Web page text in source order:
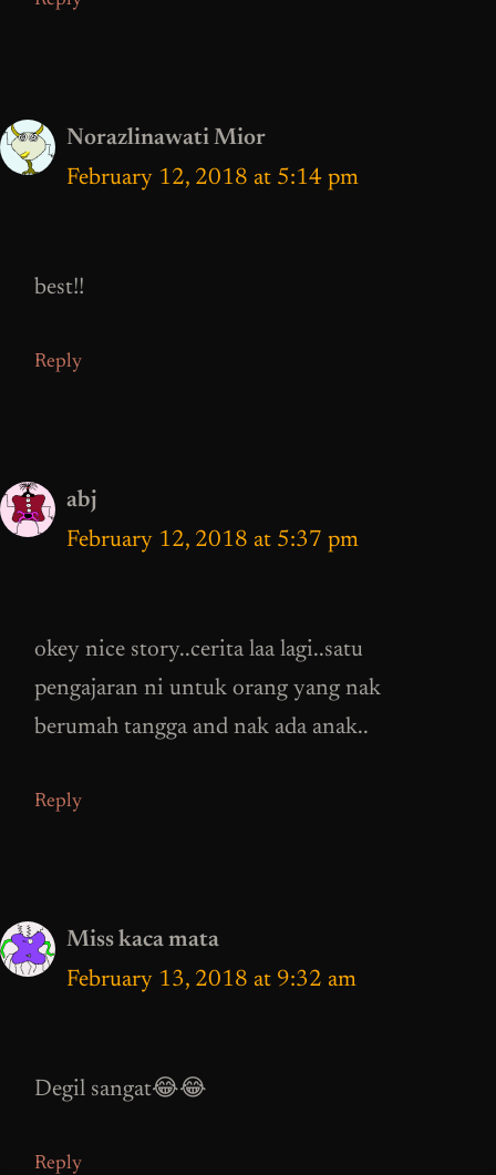
Norazlinawati Mior
February 12, 2018 at 5:14 pm
best!!
Reply
abj
February 12, 2018 at 5:37 pm
okey nice story..cerita laa lagi..satu
pengajaran ni untuk orang yang nak
berumah tangga and nak ada anak..
Reply
Miss kaca mata
February 13, 2018 at 9:32 am
Degil sangat😂😂
Reply